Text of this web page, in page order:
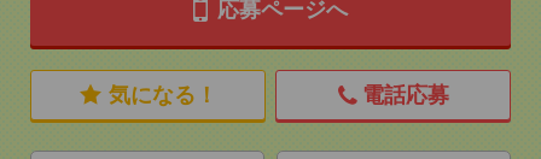
応募ページへ
気になる！ 電話応募